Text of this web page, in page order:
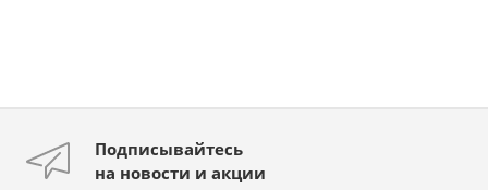
Подписывайтесь
на новости и акции